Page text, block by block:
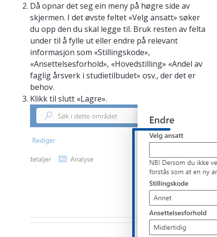
Då opnar det seg ein meny på høgre side av
skjermen. I det øvste feltet «Velg ansatt» søker
du opp den du skal legge til. Bruk resten av felta
under til å fylle ut eller endre på relevant
informasjon som «Stillingskode»,
«Ansettelsesforhold», «Hovedstilling» «Andel av
faglig årsverk i studietilbudet» osv., der det er
behov.
Klikk til slutt «Lagre».